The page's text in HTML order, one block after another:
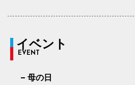
イベント
EVENT
母の日